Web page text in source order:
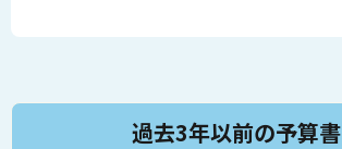
過去3年以前の予算書